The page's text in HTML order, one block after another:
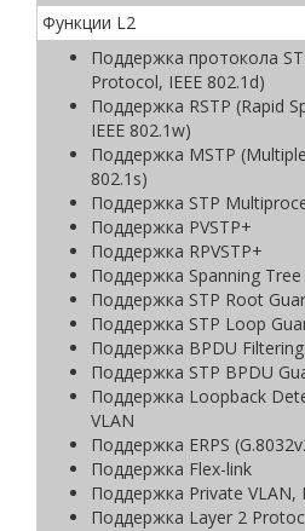
Функции L2
Поддержка протокола
Protocol, IEEE 802.1d)
Поддержка RSTP (Rapid
IEEE 802.1w)
Поддержка MSTP
802.1s)
Поддержка STP
Поддержка PVSTP+
Поддержка RPVSTP+
Поддержка Spanning
Поддержка STP Root
Поддержка STP Loop
Поддержка BPDU Filtering
Поддержка STP BPDU
Поддержка Loopback
VLAN
Поддержка ERPS
Поддержка Flex-link
Поддержка Private VLAN,
Поддержка Layer 2